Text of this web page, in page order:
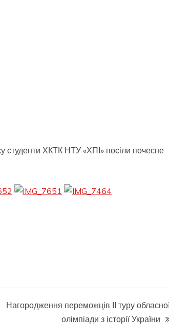
студенти ХКТК НТУ «ХПІ» посіли почесне
Нагородження переможців ІІ туру
олімпіади з історії України